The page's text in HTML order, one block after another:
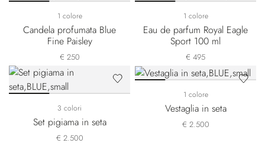
1 colore
Candela profumata Blue
Fine Paisley
€ 250
1 colore
Eau de parfum Royal Eagle
Sport 100 ml
€ 495
3 colori
Set pigiama in seta
€ 2.500
1 colore
Vestaglia in seta
€ 2.500